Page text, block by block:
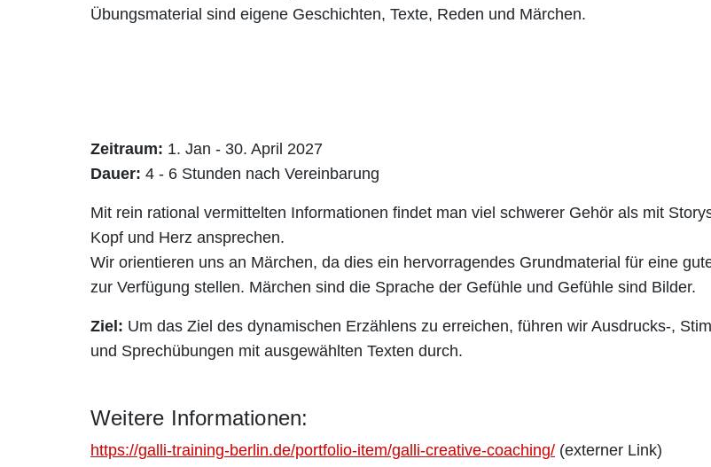
Übungsmaterial sind eigene Geschichten, Texte, Reden und Märchen.
Zeitraum: 1. Jan - 30. April 2027
Dauer: 4 - 6 Stunden nach Vereinbarung
Mit rein rational vermittelten Informationen findet man viel schwerer Gehör als mit
Kopf und Herz ansprechen.
Wir orientieren uns an Märchen, da dies ein hervorragendes Grundmaterial für eine
zur Verfügung stellen. Märchen sind die Sprache der Gefühle und Gefühle sind Bilder.
Ziel: Um das Ziel des dynamischen Erzählens zu erreichen, führen wir Ausdrucks-,
und Sprechübungen mit ausgewählten Texten durch.
Weitere Informationen:
https://galli-training-berlin.de/portfolio-item/galli-creative-coaching/ (externer Link)